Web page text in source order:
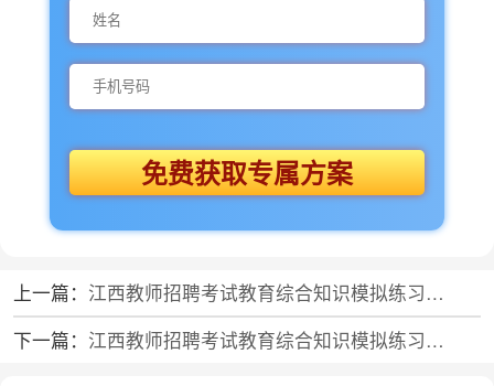
免费获取专属方案
上一篇：
江西教师招聘考试教育综合知识模拟练习题（十一）
下一篇：
江西教师招聘考试教育综合知识模拟练习题（十三）